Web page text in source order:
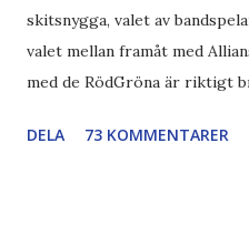
skitsnygga, valet av
valet mellan framåt med
med de RödGröna är riktigt
Piratpartiet FRA-lagen
DELA 73 KOMMENTARER